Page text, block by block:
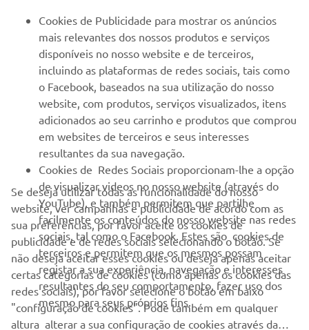
MAIS YAMAHA
SERVIÇO E SUPORTE
NEWSLETTER
Seja o primeiro a saber das últimas ofertas, eventos especiais,
novos lançamentos e muito mais
SUBSCREVER
Leia a nossa Política de Privacidade para saber como processamos
os seus dados pessoais: Politica de Privacidade
Cookies de Publicidade para mostrar os anúncios
mais relevantes dos nossos produtos e serviços
disponíveis no nosso website e de terceiros,
incluindo as plataformas de redes sociais, tais como
o Facebook, baseados na sua utilização do nosso
website, com produtos, serviços visualizados, itens
adicionados ao seu carrinho e produtos que comprou
em websites de terceiros e seus interesses
resultantes da sua navegação.
Cookies de Redes Sociais proporcionam-lhe a opção
de visualizar videos no nosso website (através do
YouTube), e também permitem que partilhe
facilmente os conteúdos do nosso website nas redes
sociais, tal como o Facebook. Estes são cookies de
terceiros e permitem que os mesmos possam
registar a sua experiência, navegação e interesses
resultantes do seu comportamento, fazer uso dos
mesmo para seus próprios fins.
Se deseja utilizar todas as funcionalidade do nosso
website, ver campanhas e publicidade de acordo com as
sua preferências, por favor aceite os cookies de
publicidade e de redes sociais selecionando o botão. Se
não deseja aceitar esses cookies ou deseja apenas aceitar
certas categorias de cookies (como apenas os cookies das
redes sociais), por favor selecione o botão em baixo
"configuração de cookies". Pode também em qualquer
altura alterar a sua configuração de cookies através da